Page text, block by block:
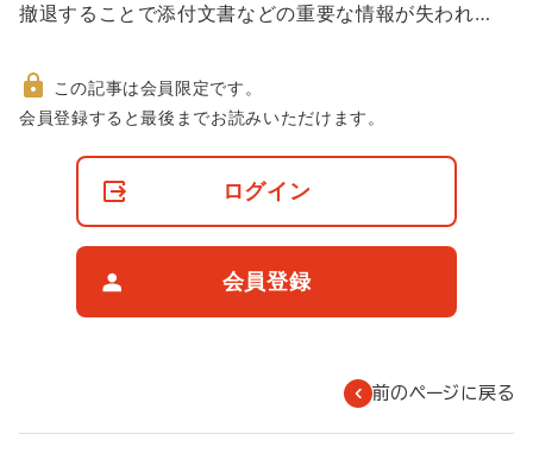
撤退することで添付文書などの重要な情報が失われ…
非
この記事は会員限定です。
会員登録すると最後までお読みいただけます。
ログイン
会員登録
前のページに戻る